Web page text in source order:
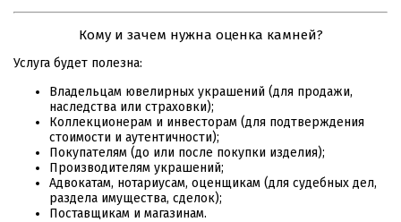
Кому и зачем нужна оценка камней?
Услуга будет полезна:
Владельцам ювелирных украшений (для продажи,
наследства или страховки);
Коллекционерам и инвесторам (для подтверждения
стоимости и аутентичности);
Покупателям (до или после покупки изделия);
Производителям украшений;
Адвокатам, нотариусам, оценщикам (для судебных дел,
раздела имущества, сделок);
Поставщикам и магазинам.